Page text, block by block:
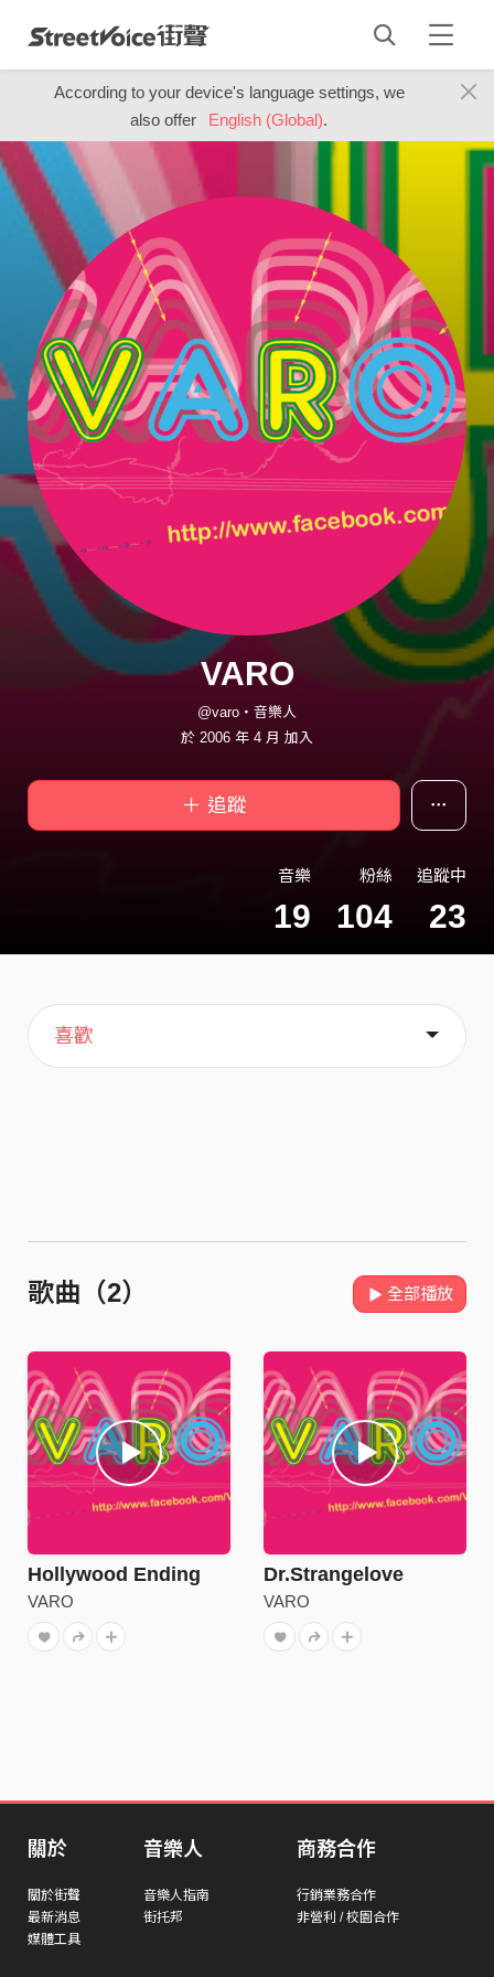
According to your device's language settings, we
also offer
English (Global).
VARO
@varo・音樂人
於 2006 年 4 月 加入
＋ 追蹤
音樂
19
粉絲
104
追蹤中
23
主頁
音樂
喜歡
關於
歌曲（2） 全部播放
Hollywood Ending
VARO
Dr.Strangelove
VARO
關於
關於街聲
最新消息
媒體工具
音樂人
音樂人指南
街托邦
商務合作
行銷業務合作
非營利 / 校園合作